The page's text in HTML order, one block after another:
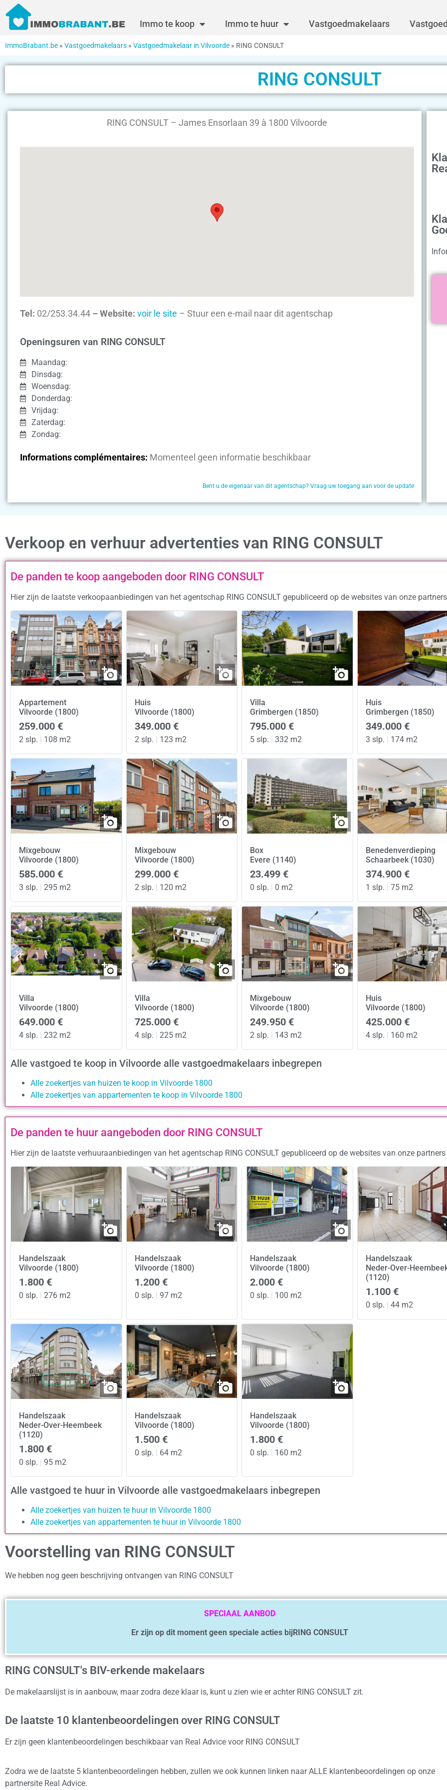
Immo te koop Immo te huur Vastgoedmakelaars
ImmoBrabant.be » Vastgoedmakelaars » Vastgoedmakelaar in Vilvoorde » RING CONSULT
RING CONSULT
RING CONSULT – James Ensorlaan 39 à 1800 Vilvoorde
Tel: 02/253.34.44 – Website: voir le site – Stuur een e-mail naar dit agentschap
Openingsuren van RING CONSULT
Maandag:
Dinsdag:
Woensdag:
Donderdag:
Vrijdag:
Zaterdag:
Zondag:
Informations complémentaires: Momenteel geen informatie beschikbaar
Bent u de eigenaar van dit agentschap? Vraag uw toegang aan voor de update
Verkoop en verhuur advertenties van RING CONSULT
De panden te koop aangeboden door RING CONSULT
Hier zijn de laatste verkoopaanbiedingen van het agentschap RING CONSULT gepubliceerd op de websites van onze partners
Appartement
Vilvoorde (1800)
259.000 €
2 slp. 108 m2
Huis
Vilvoorde (1800)
349.000 €
2 slp. 123 m2
Villa
Grimbergen (1850)
795.000 €
5 slp. 332 m2
Huis
Grimbergen (1850)
349.000 €
3 slp. 174 m2
Mixgebouw
Vilvoorde (1800)
585.000 €
3 slp. 295 m2
Mixgebouw
Vilvoorde (1800)
299.000 €
2 slp. 120 m2
Box
Evere (1140)
23.499 €
0 slp. 0 m2
Benedenverdieping
Schaarbeek (1030)
374.900 €
1 slp. 75 m2
Villa
Vilvoorde (1800)
649.000 €
4 slp. 232 m2
Villa
Vilvoorde (1800)
725.000 €
4 slp. 225 m2
Mixgebouw
Vilvoorde (1800)
249.950 €
2 slp. 143 m2
Huis
Vilvoorde (1800)
425.000 €
4 slp. 160 m2
Alle vastgoed te koop in Vilvoorde alle vastgoedmakelaars inbegrepen
Alle zoekertjes van huizen te koop in Vilvoorde 1800
Alle zoekertjes van appartementen te koop in Vilvoorde 1800
De panden te huur aangeboden door RING CONSULT
Hier zijn de laatste verhuuraanbiedingen van het agentschap RING CONSULT gepubliceerd op de websites van onze partners
Handelszaak
Vilvoorde (1800)
1.800 €
0 slp. 276 m2
Handelszaak
Vilvoorde (1800)
1.200 €
0 slp. 97 m2
Handelszaak
Vilvoorde (1800)
2.000 €
0 slp. 100 m2
Handelszaak
Neder-Over-
(1120)
1.100 €
0 slp. 44 m2
Handelszaak
Neder-Over-Heembeek
(1120)
1.800 €
0 slp. 95 m2
Handelszaak
Vilvoorde (1800)
1.500 €
0 slp. 64 m2
Handelszaak
Vilvoorde (1800)
1.800 €
0 slp. 160 m2
Alle vastgoed te huur in Vilvoorde alle vastgoedmakelaars inbegrepen
Alle zoekertjes van huizen te huur in Vilvoorde 1800
Alle zoekertjes van appartementen te huur in Vilvoorde 1800
Voorstelling van RING CONSULT
We hebben nog geen beschrijving ontvangen van RING CONSULT
SPECIAAL AANBOD
Er zijn op dit moment geen speciale acties bijRING CONSULT
RING CONSULT's BIV-erkende makelaars
De makelaarslijst is in aanbouw, maar zodra deze klaar is, kunt u zien wie er achter RING CONSULT zit.
De laatste 10 klantenbeoordelingen over RING CONSULT
Er zijn geen klantenbeoordelingen beschikbaar van Real Advice voor RING CONSULT
Zodra we de laatste 5 klantenbeoordelingen hebben, zullen we ook kunnen linken naar ALLE klantenbeoordelingen op onze
partnersite Real Advice.